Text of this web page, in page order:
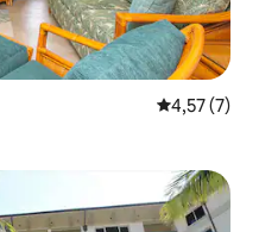
4,57 de
4,57 (7)